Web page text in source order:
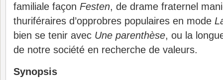
familiale façon Festen, de drame fraternel
thuriféraires d’opprobres populaires en mode
bien se tenir avec Une parenthèse, ou la
de notre société en recherche de valeurs.
Synopsis